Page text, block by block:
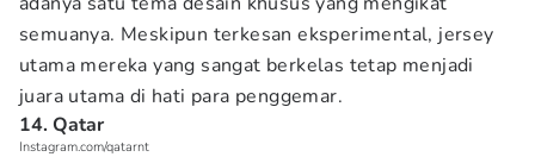
semuanya. Meskipun terkesan eksperimental, jersey
utama mereka yang sangat berkelas tetap menjadi
juara utama di hati para penggemar.
14. Qatar
Instagram.com/qatarnt